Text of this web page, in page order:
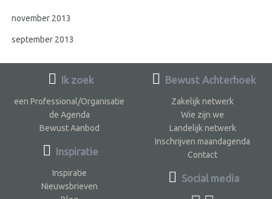
november 2013
september 2013
Ik zoek
een Professional/Organisatie
de Agenda
Bewust Aanbod
Inspiratie
Inspiratie
Nieuwsbrieven
Bewust Achterhoek
Zakelijk netwerk
Wie zijn we
Landelijk netwerk
Inschrijven maandagenda
Contact
Social media